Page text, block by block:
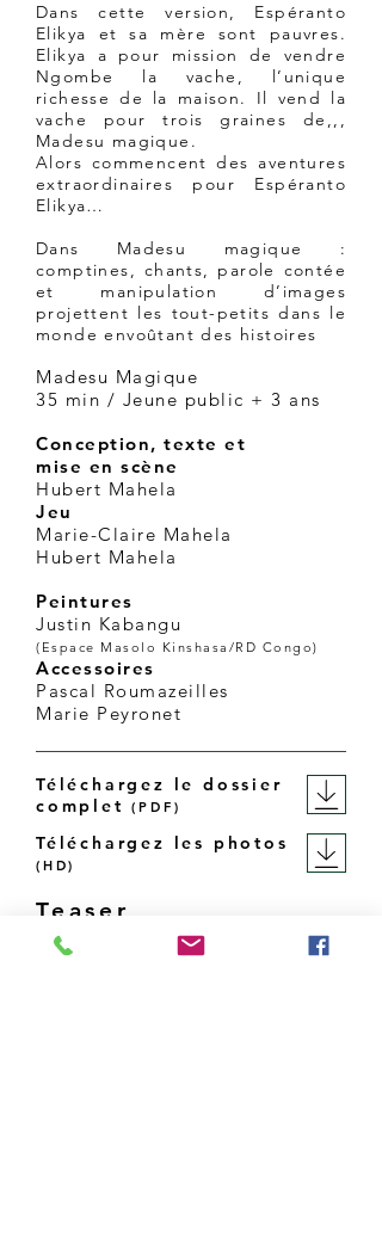
Dans cette version, Espéranto
Elikya et sa mère sont pauvres.
Elikya a pour mission de vendre
Ngombe la vache, l’unique
richesse de la maison. Il vend la
vache pour trois graines de,,,
Madesu magique.
Alors commencent des aventures
extraordinaires pour Espéranto
Elikya…
Dans Madesu magique :
comptines, chants, parole contée
et manipulation d’images
projettent les tout-petits dans le
monde envoûtant des histoires
Madesu Magique
35 min / Jeune public + 3 ans
Conception, texte et
mise en scène
Hubert Mahela
Jeu
Marie-Claire Mahela
Hubert Mahela
Peintures
Justin Kabangu
(Espace Masolo Kinshasa/RD Congo)
Accessoires
Pascal Roumazeilles
Marie Peyronet
Téléchargez le dossier
complet(PDF)
Téléchargez les photos
( H D)
Teaser